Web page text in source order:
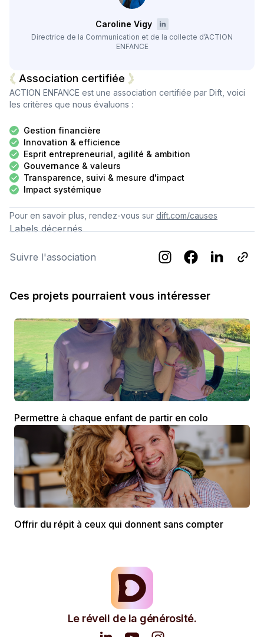
Caroline Vigy
Directrice de la Communication et de la collecte d’ACTION
ENFANCE
Association certifiée
ACTION ENFANCE est une association certifiée par Dift, voici
les critères que nous évaluons :
Gestion financière
Innovation & efficience
Esprit entrepreneurial, agilité & ambition
Gouvernance & valeurs
Transparence, suivi & mesure d'impact
Impact systémique
Pour en savoir plus, rendez-vous sur dift.com/causes
Labels décernés
Suivre l'association
Ces projets pourraient vous intéresser
Permettre à chaque enfant de partir en colo
Offrir du répit à ceux qui donnent sans compter
Le réveil de la générosité.